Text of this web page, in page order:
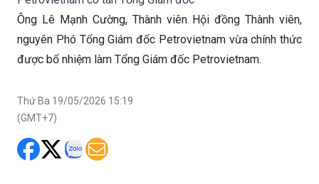
Ông Lê Mạnh Cường, Thành viên Hội đồng Thành viên,
nguyên Phó Tổng Giám đốc Petrovietnam vừa chính thức
được bổ nhiệm làm Tổng Giám đốc Petrovietnam.
Thứ Ba 19/05/2026 15:19
(GMT+7)